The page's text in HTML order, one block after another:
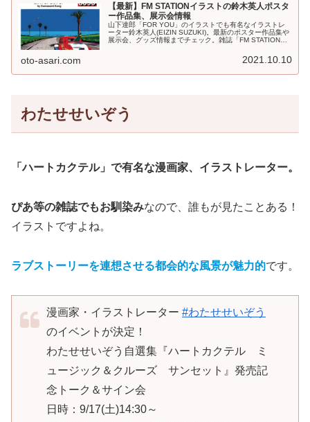
【最新】FM STATIONイラストの鈴木英人ポスタ
ー作品集、展示会情報
山下達郎「FOR YOU」のイラストでも有名なイラストレ
ーター鈴木英人(EIZIN SUZUKI)。最新のポスター作品集や
展示会、グッズ情報までチェック。雑誌「FM STATION」
たコンピレーションアルバム「FM STATION 8090」がリ
リース。80年代、シティポップ好きにオススメです。
oto-asari.com 2021.10.10
わたせせいぞう
「ハートカクテル」で有名な漫画家、イラストレーター。
ぴあ等の雑誌でもお馴染みなので、誰もが見たことある！
イラストですよね。
ラブストーリーを連想させる都会的な風景が魅力的です。
漫画家・イラストレーター #わたせせいぞう
のイベントが決定！
わたせせいぞう自選集『ハートカクテル ミ
ュージック＆クルーズ サンセット』発売記
念トーク＆サイン会
日時：9/17(土)14:30～